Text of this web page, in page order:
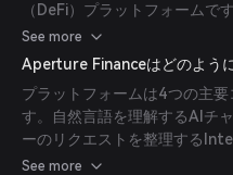
（DeFi）プラットフォーム
ることで、ユーザーは自然言
行可能な取引戦略に翻訳され
しやすくしています。
See more
Aperture Financeはどのよう
プラットフォームは4つの主
す。自然言語を理解するAIチ
ーのリクエストを整理する
析して最適なソリューション
See more